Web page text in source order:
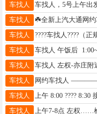
车找人
车找人
车找人
车找人
车找人 车找人 左权-亦庄附
车找人
车找人
车找人